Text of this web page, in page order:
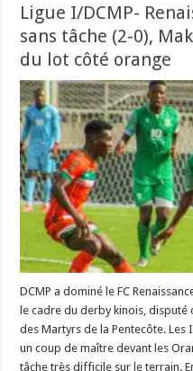
Ligue I/DCMP-
sans tâche (2-0),
du lot côté orange
DCMP a dominé le FC
le cadre du derby kinois,
des Martyrs de la Pentecôte.
un coup de maître devant les
tâche très difficile sur le terrain.